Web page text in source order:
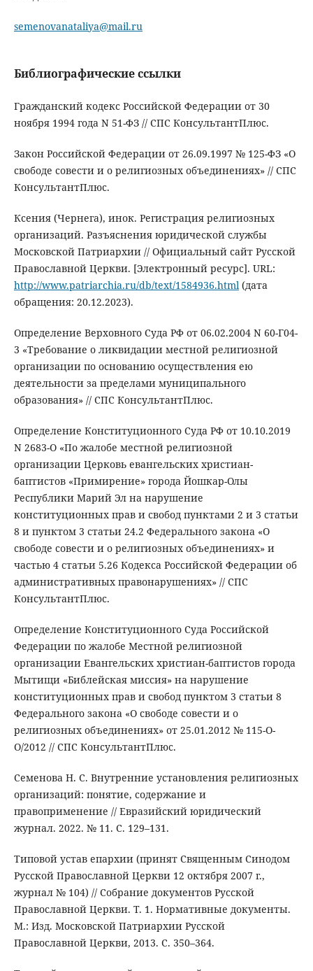
semenovanataliya@mail.ru
Библиографические ссылки
Гражданский кодекс Российской Федерации от 30
ноября 1994 года N 51-ФЗ // СПС КонсультантПлюс.
Закон Российской Федерации от 26.09.1997 № 125-ФЗ «О
свободе совести и о религиозных объединениях» // СПС
КонсультантПлюс.
Ксения (Чернега), инок. Регистрация религиозных
организаций. Разъяснения юридической службы
Московской Патриархии // Официальный сайт Русской
Православной Церкви. [Электронный ресурс]. URL:
http://www.patriarchia.ru/db/text/1584936.html(дата
обращения: 20.12.2023).
Определение Верховного Суда РФ от 06.02.2004 N 60-Г04-
3 «Требование о ликвидации местной религиозной
организации по основанию осуществления ею
деятельности за пределами муниципального
образования» // СПС КонсультантПлюс.
Определение Конституционного Суда РФ от 10.10.2019
N 2683-О «По жалобе местной религиозной
организации Церковь евангельских христиан-
баптистов «Примирение» города Йошкар-Олы
Республики Марий Эл на нарушение
конституционных прав и свобод пунктами 2 и 3 статьи
8 и пунктом 3 статьи 24.2 Федерального закона «О
свободе совести и о религиозных объединениях» и
частью 4 статьи 5.26 Кодекса Российской Федерации об
административных правонарушениях» // СПС
КонсультантПлюс.
Определение Конституционного Суда Российской
Федерации по жалобе Местной религиозной
организации Евангельских христиан-баптистов города
Мытищи «Библейская миссия» на нарушение
конституционных прав и свобод пунктом 3 статьи 8
Федерального закона «О свободе совести и о
религиозных объединениях» от 25.01.2012 № 115-О-
О/2012 // СПС КонсультантПлюс.
Семенова Н. С. Внутренние установления религиозных
организаций: понятие, содержание и
правоприменение // Евразийский юридический
журнал. 2022. № 11. С. 129–131.
Типовой устав епархии (принят Священным Синодом
Русской Православной Церкви 12 октября 2007 г.,
журнал № 104) // Собрание документов Русской
Православной Церкви. Т. 1. Нормативные документы.
М.: Изд. Московской Патриархии Русской
Православной Церкви, 2013. С. 350–364.